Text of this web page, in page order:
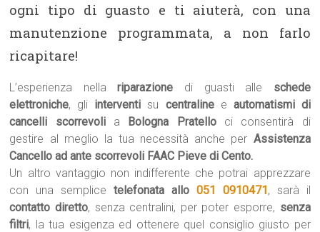
ogni tipo di guasto e ti aiuterà, con una
manutenzione programmata, a non farlo
ricapitare!
L’esperienza nellariparazione di guasti alle schede
elettroniche, gli interventi su centralinee automatismi di
cancelli scorrevolia Bologna Pratello ci consentirà di
gestire al meglio la tua necessità anche per Assistenza
Cancello ad ante scorrevoli FAAC Pieve di Cento.
Un altro vantaggio non indifferente che potrai apprezzare
con una semplicetelefonata allo 051 0910471, sarà il
contatto diretto, senza centralini, per poter esporre, senza
filtri, la tua esigenza ed ottenere quel consiglio giusto per